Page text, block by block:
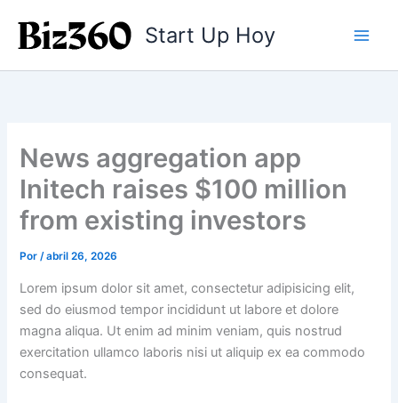
contenido
Start Up Hoy
News aggregation app
Initech raises $100 million
from existing investors
Por/abril 26, 2026
Lorem ipsum dolor sit amet, consectetur adipisicing elit,
sed do eiusmod tempor incididunt ut labore et dolore
magna aliqua. Ut enim ad minim veniam, quis nostrud
exercitation ullamco laboris nisi ut aliquip ex ea commodo
consequat.